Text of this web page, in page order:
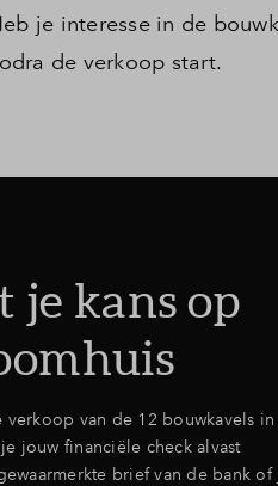
je interesse in de
de verkoop start.
je kans op
verkoop van de 12 bouwkavels in
jouw financiële check alvast
brief van de bank of